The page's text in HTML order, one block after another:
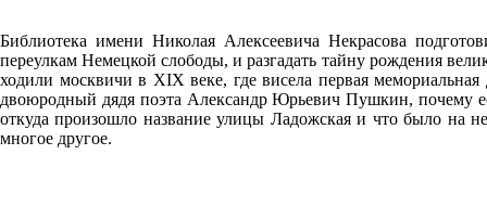
Библиотека имени Николая Алексеевича Некрасова
переулкам Немецкой слободы, и разгадать тайну рождения
ходили москвичи в XIX веке, где висела первая
двоюродный дядя поэта Александр Юрьевич Пушкин, почему
откуда произошло название улицы Ладожская и что было
многое другое.